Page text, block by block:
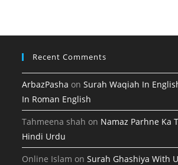
tab
Recent Comments
ArbazPasha onSurah Waqiah In
In Roman English
Tahmeena shah on Namaz Parhne Ka
Hindi Urdu
Online Islam onSurah Ghashiya With